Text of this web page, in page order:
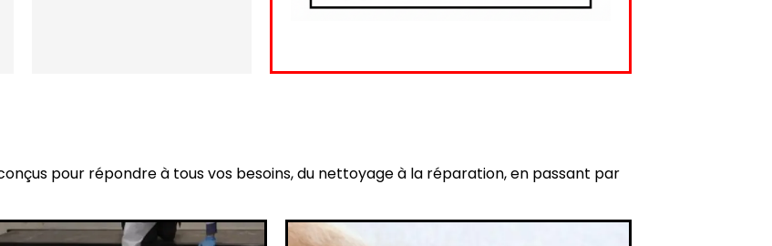
pour répondre à tous vos besoins, du nettoyage à la réparation, en passant par